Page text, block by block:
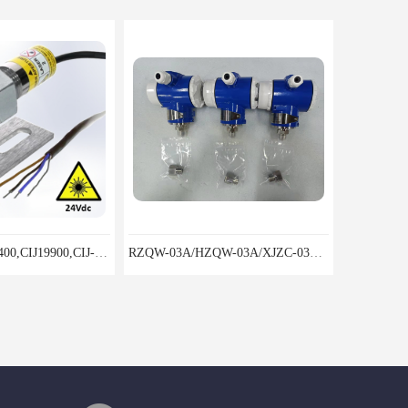
CIJ-13400,CIJ13400,CIJ19900,CIJ-19200,CIJI3500Y转速传感器 RZQW-03A/HZQW-03A/XJZC-03A汽轮机监测装置